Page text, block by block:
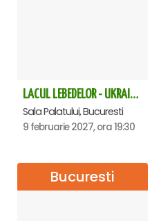
LACUL LEBEDELOR - UKRAINIAN CLASSICAL BALLET - Bucuresti
Sala Palatului, Bucuresti
9 februarie 2027, ora 19:30
Bucuresti